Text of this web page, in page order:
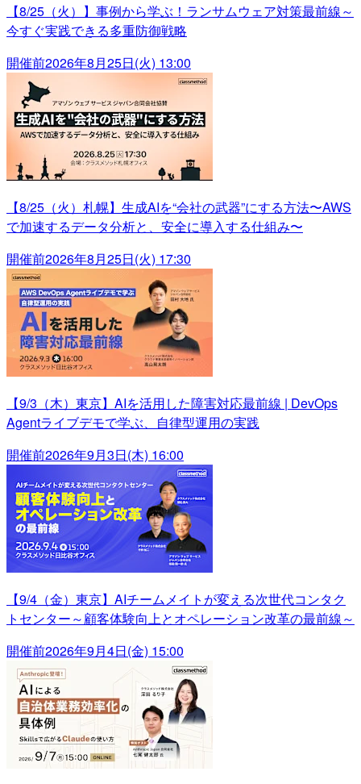
【8/25（火）】事例から学ぶ！ランサムウェア対策最前線～
今すぐ実践できる多重防御戦略
開催前2026年8月25日(火) 13:00
【8/25（火）札幌】生成AIを“会社の武器”にする方法〜AWS
で加速するデータ分析と、安全に導入する仕組み〜
開催前2026年8月25日(火) 17:30
【9/3（木）東京】AIを活用した障害対応最前線 | DevOps
Agentライブデモで学ぶ、自律型運用の実践
開催前2026年9月3日(木) 16:00
【9/4（金）東京】AIチームメイトが変える次世代コンタク
トセンター～顧客体験向上とオペレーション改革の最前線～
開催前2026年9月4日(金) 15:00